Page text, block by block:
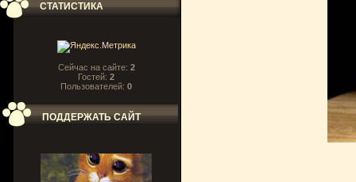
СТАТИСТИКА
Сейчас на сайте: 2
Гостей: 2
Пользователей: 0
ПОДДЕРЖАТЬ САЙТ